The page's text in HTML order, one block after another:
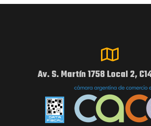
Av. S. Martín 1758 Local 2,